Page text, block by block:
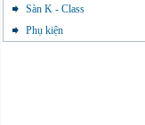
Sàn K - Class
Phụ kiện